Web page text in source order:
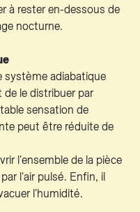
à rester en-dessous de
nocturne.
système adiabatique
de le distribuer par
sensation de
peut être réduite de
l'ensemble de la pièce
l'air pulsé. Enfin, il
l'humidité.